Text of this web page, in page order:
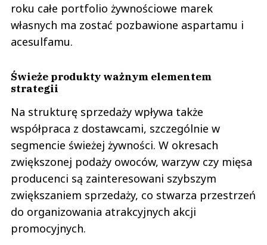
roku całe portfolio żywnościowe marek
własnych ma zostać pozbawione aspartamu i
acesulfamu.
Świeże produkty ważnym elementem
strategii
Na strukturę sprzedaży wpływa także
współpraca z dostawcami, szczególnie w
segmencie świeżej żywności. W okresach
zwiększonej podaży owoców, warzyw czy mięsa
producenci są zainteresowani szybszym
zwiększaniem sprzedaży, co stwarza przestrzeń
do organizowania atrakcyjnych akcji
promocyjnych.